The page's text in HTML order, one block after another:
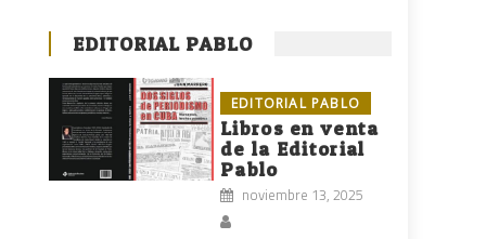
EDITORIAL PABLO
EDITORIAL PABLO
Libros en venta
de la Editorial
Pablo
noviembre 13, 2025